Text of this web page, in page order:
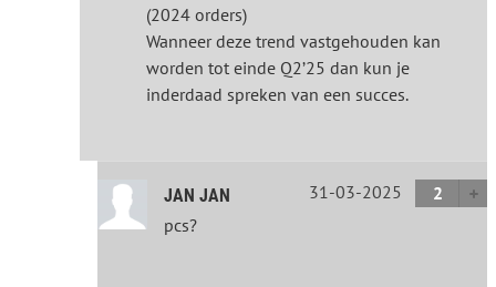
(2024 orders)
Wanneer deze trend vastgehouden kan
worden tot einde Q2’25 dan kun je
inderdaad spreken van een succes.
JAN JAN 31-03-2025
2
pcs?